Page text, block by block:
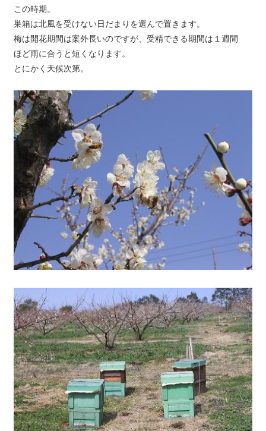
この時期。
巣箱は北風を受けない日だまりを選んで置きます。
梅は開花期間は案外長いのですが、受精できる期間は１週間
ほど雨に合うと短くなります。
とにかく天候次第。